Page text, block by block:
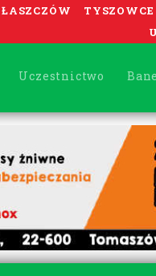
ŁASZCZÓW TYSZOWCE
Uczestnictwo